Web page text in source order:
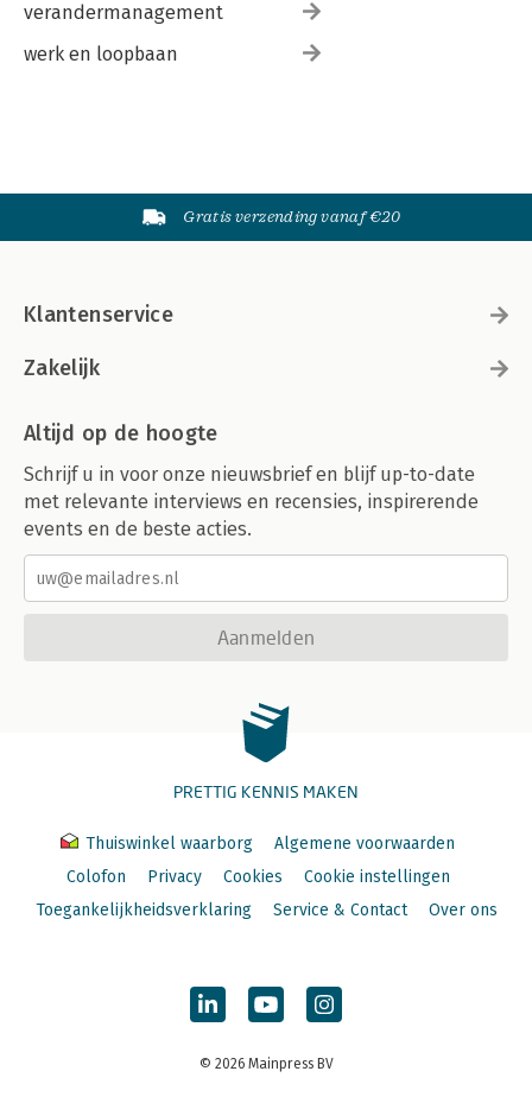
verandermanagement
werk en loopbaan
Gratis verzending vanaf €20
Klantenservice
Zakelijk
Altijd op de hoogte
Schrijf u in voor onze nieuwsbrief en blijf up-to-date
met relevante interviews en recensies, inspirerende
events en de beste acties.
Aanmelden
PRETTIG KENNIS MAKEN
Thuiswinkel waarborg
Algemene voorwaarden
Colofon
Privacy Cookies
Cookie instellingen
Toegankelijkheidsverklaring
Service & Contact Over ons
© 2026 Mainpress BV